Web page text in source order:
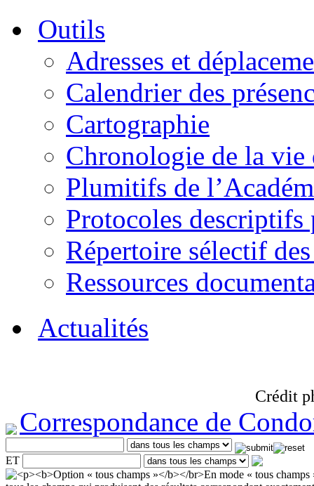
Outils
Adresses et
Calendrier des
Cartographie
Chronologie de la vie
Plumitifs de
Protocoles descriptifs
Répertoire sélectif
Ressources
Actualités
Crédit
Correspondance de
ET